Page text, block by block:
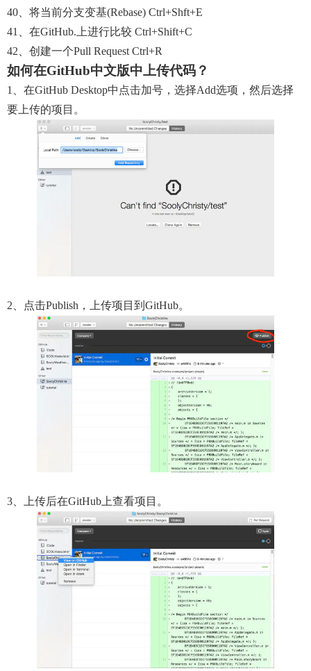
40、将当前分支变基(rebase) Ctrl+Shft+E
41、在GitHub.上进行比较 Ctrl+Shift+C
42、创建一个pull Request Ctrl+R
如何在GitHub中文版中上传代码？
1、在GitHub Desktop中点击加号，选择Add选项，然后选择
要上传的项目。
2、点击Publish，上传项目到GitHub。
3、上传后在GitHub上查看项目。